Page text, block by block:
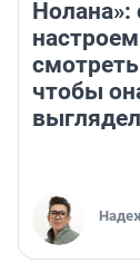
Нолана»:
чтобы